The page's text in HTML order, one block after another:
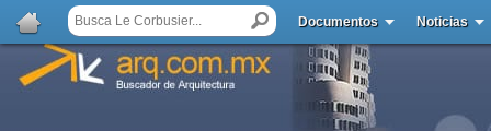
Documentos Noticias